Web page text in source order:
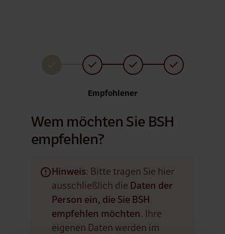
Aktuell
Empfohlener
Wem möchten Sie BSH
empfehlen?
error Hinweis: Bitte tragen Sie hier
ausschließlich die Daten der
Person ein, die Sie BSH
empfehlen möchten. Ihre
eigenen Daten werden im